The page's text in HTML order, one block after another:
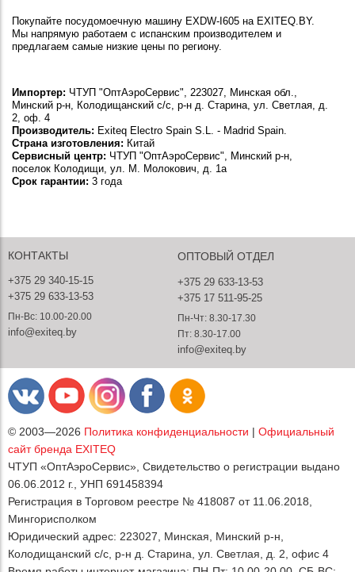
Покупайте посудомоечную машину EXDW-I605 на EXITEQ.BY.
Мы напрямую работаем с испанским производителем и
предлагаем самые низкие цены по региону.
Импортер: ЧТУП "ОптАэроСервис", 223027, Минская обл.,
Минский р-н, Колодищанский с/с, р-н д. Старина, ул. Светлая, д.
2, оф. 4
Производитель: Exiteq Electro Spain S.L. - Madrid Spain.
Страна изготовления: Китай
Сервисный центр: ЧТУП "ОптАэроСервис", Минский р-н,
поселок Колодищи, ул. М. Молокович, д. 1а
Срок гарантии: 3 года
КОНТАКТЫ
+375 29 340-15-15
+375 29 633-13-53
Пн-Вс: 10.00-20.00
info@exiteq.by
ОПТОВЫЙ ОТДЕЛ
+375 29 633-13-53
+375 17 511-95-25
Пн-Чт: 8.30-17.30
Пт: 8.30-17.00
info@exiteq.by
© 2003—2026 Политика конфиденциальности | Официальный
сайт бренда EXITEQ
ЧТУП «ОптАэроСервис», Свидетельство о регистрации выдано
06.06.2012 г., УНП 691458394
Регистрация в Торговом реестре № 418087 от 11.06.2018,
Мингорисполком
Юридический адрес: 223027, Минская, Минский р-н,
Колодищанский с/с, р-н д. Старина, ул. Светлая, д. 2, офис 4